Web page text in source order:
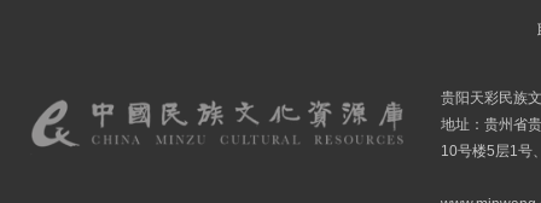
贵阳天彩民族
地址：贵州省
10号楼5层1号